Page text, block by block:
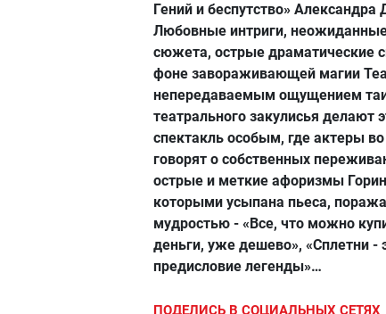
Гений и беспутство»
Любовные интриги,
сюжета, острые драматические
фоне завораживающей магии
непередаваемым ощущением
театрального закулисья делают
спектакль особым, где актеры
говорят о собственных
острые и меткие афоризмы
которыми усыпана пьеса,
мудростью - «Все, что можно
деньги, уже дешево», «Сплетни -
предисловие легенды»…
ПОДЕЛИСЬ В СОЦИАЛЬНЫХ СЕТЯХ